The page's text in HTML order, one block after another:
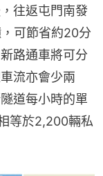
往返屯門南發
可節省約20分
路通車將可分
流亦會少兩
道每小時的單
等於2,200輛私